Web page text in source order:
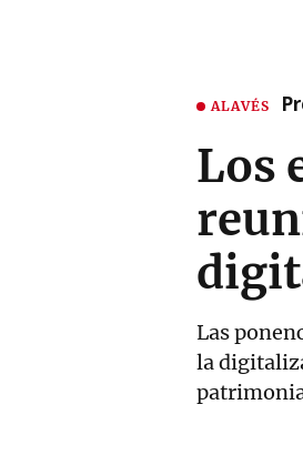
ALAVÉS
Los
Las
la